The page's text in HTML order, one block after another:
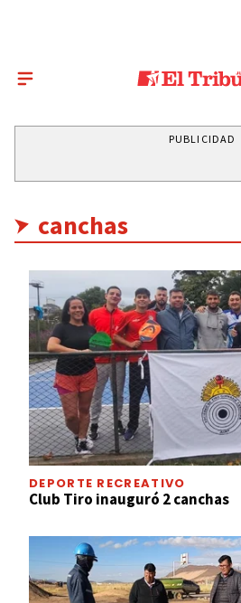
PUBLICIDAD
canchas
DEPORTE RECREATIVO
Club Tiro inauguró 2 canchas